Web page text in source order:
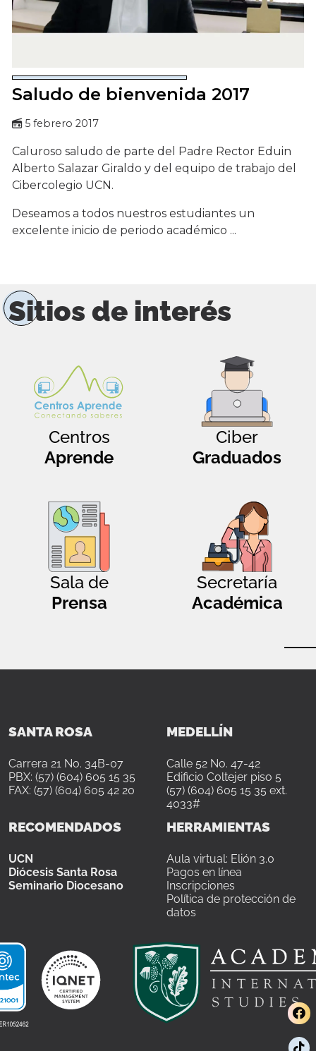
Saludo de bienvenida 2017
5 febrero 2017
Caluroso saludo de parte del Padre Rector Eduin
Alberto Salazar Giraldo y del equipo de trabajo del
Cibercolegio UCN.
Deseamos a todos nuestros estudiantes un
excelente inicio de periodo académico ...
Sitios de interés
Centros
Aprende
Ciber
Graduados
Sala de
Prensa
Secretaría
Académica
SANTA ROSA
Carrera 21 No. 34B-07
PBX: (57) (604) 605 15 35
FAX: (57) (604) 605 42 20
MEDELLÍN
Calle 52 No. 47-42
Edificio Coltejer piso 5
(57) (604) 605 15 35 ext.
4033#
RECOMENDADOS
UCN
Diócesis Santa Rosa
Seminario Diocesano
HERRAMIENTAS
Aula virtual: Elión 3.0
Pagos en línea
Inscripciones
Política de protección de
datos